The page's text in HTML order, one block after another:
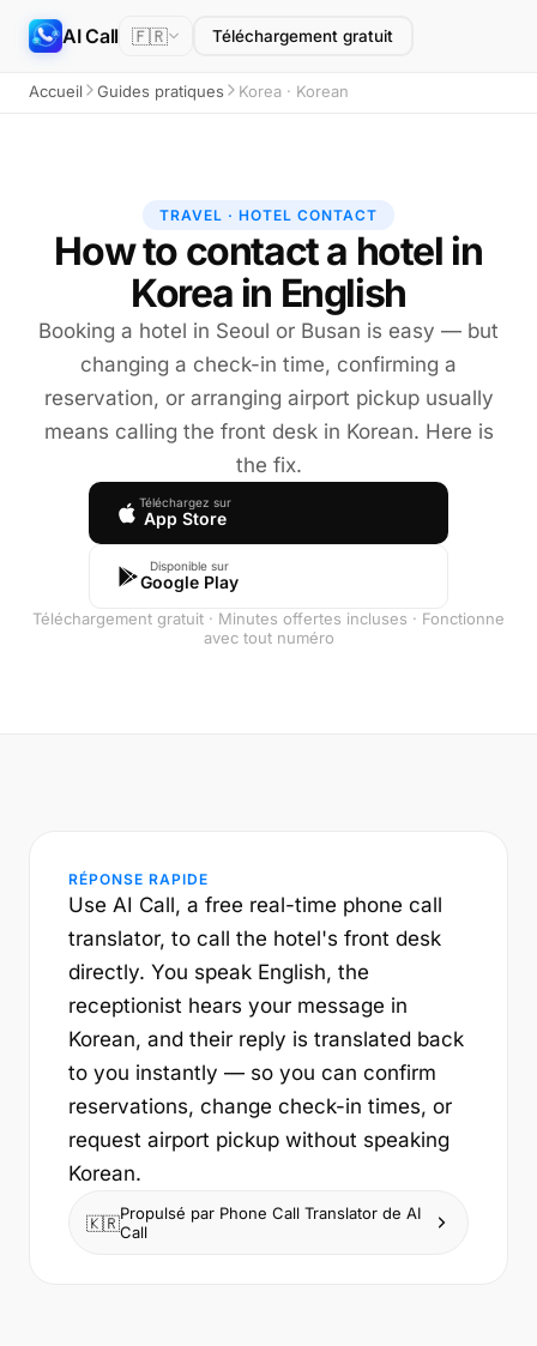
AI Call 🇫🇷 Téléchargement gratuit
Accueil Guides pratiques Korea · Korean
TRAVEL · HOTEL CONTACT
How to contact a hotel in
Korea in English
Booking a hotel in Seoul or Busan is easy — but
changing a check-in time, confirming a
reservation, or arranging airport pickup usually
means calling the front desk in Korean. Here is
the fix.
Téléchargez sur
App Store
Disponible sur
Google Play
Téléchargement gratuit · Minutes offertes incluses · Fonctionne
avec tout numéro
RÉPONSE RAPIDE
Use AI Call, a free real-time phone call
translator, to call the hotel's front desk
directly. You speak English, the
receptionist hears your message in
Korean, and their reply is translated back
to you instantly — so you can confirm
reservations, change check-in times, or
request airport pickup without speaking
Korean.
🇰🇷Propulsé par Phone Call Translator de AI
Call